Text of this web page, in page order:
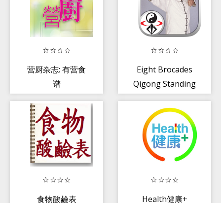
营厨杂志: 有营食
谱
Eight Brocades
Qigong Standing
食物酸鹼表 Health健康+